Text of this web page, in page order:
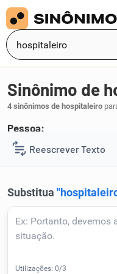
Reescrever Texto
Corrigir Texto
Sinônimo de
4 sinônimos de hospitaleiro
Pessoa:
1 cordial,afetuoso